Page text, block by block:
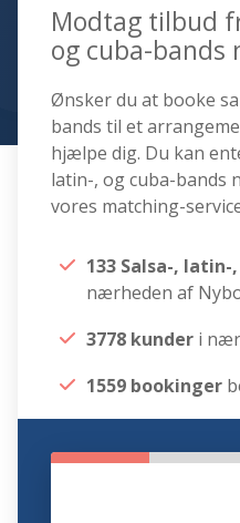
Modtag tilbud
og cuba-
Ønsker du at booke
bands til et
hjælpe dig. Du kan
latin-, og cuba-bands
vores matching-
133 Salsa-, latin-
nærheden af
3778 kunder i
1559 bookinger